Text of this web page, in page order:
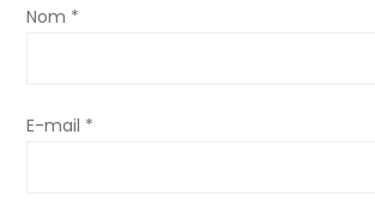
l
a
Nom *
E-mail *